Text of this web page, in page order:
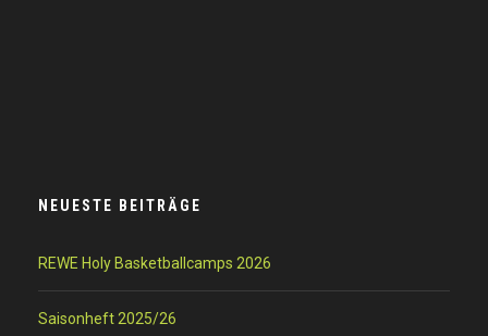
NEUESTE BEITRÄGE
REWE Holy Basketballcamps 2026
Saisonheft 2025/26